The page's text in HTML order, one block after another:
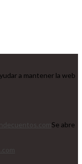
a mantener la web
Se abre